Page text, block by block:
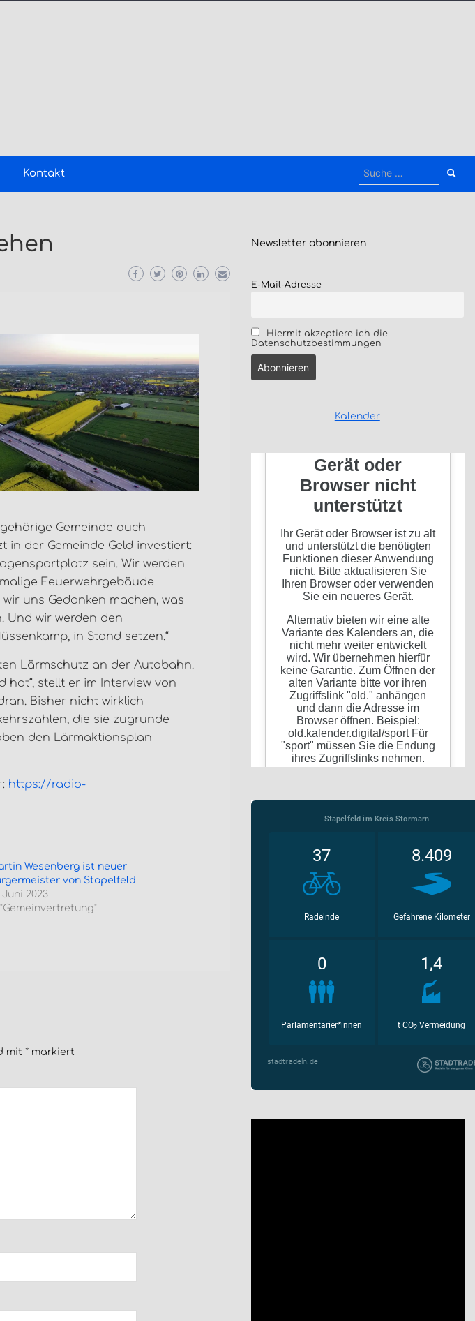
Kontakt
Suche
Gemeinde auch
in der Gemeinde Geld investiert:
sein. Wir werden
Feuerwehrgebäude
uns Gedanken machen, was
Und wir werden den
in Stand setzen.“
Lärmschutz an der Autobahn.
hat“, stellt er im Interview von
Bisher nicht wirklich
die sie zugrunde
den Lärmaktionsplan
https://radio-
Wesenberg ist neuer
von Stapelfeld
Juni 2023
"Gemeinvertretung"
mit* markiert
Newsletter abonnieren
E-Mail-Adresse
Hiermit akzeptiere ich die
Datenschutzbestimmungen
Kalender